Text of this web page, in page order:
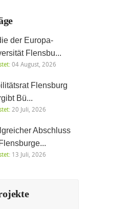
der Europa-
Flensbu...
04 August, 2026
Flensburg
Bü...
20 Juli, 2026
Abschluss
13 Juli, 2026